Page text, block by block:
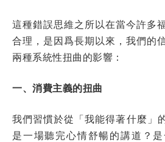
這種錯誤思維之所以在當今許多
合理，是因爲長期以來，我們的
兩種系統性扭曲的影響：
一、消費主義的扭曲
我們習慣於從「我能得著什麼
是一場聽完心情舒暢的講道？